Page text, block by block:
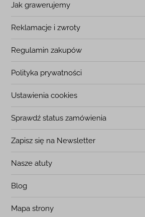
Jak grawerujemy
Reklamacje i zwroty
Regulamin zakupów
Polityka prywatności
Ustawienia cookies
Sprawdź status zamówienia
Zapisz się na Newsletter
Nasze atuty
Blog
Mapa strony